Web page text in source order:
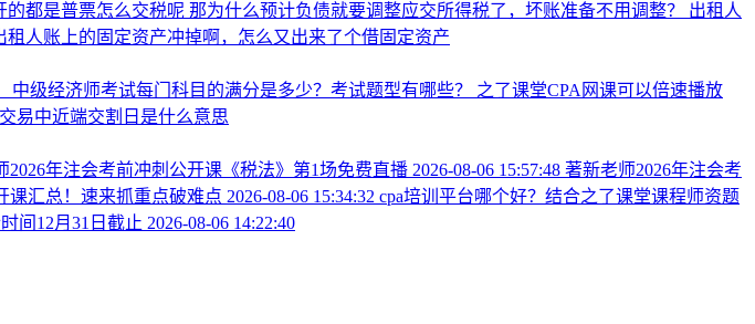
的都是普票怎么交税呢 那为什么预计负债就要调整应交所得税了，坏账准备不用调整？ 出租人
人账上的固定资产冲掉啊，怎么又出来了个借固定资产
中级经济师考试每门科目的满分是多少？考试题型有哪些？ 之了课堂CPA网课可以倍速播放
易中近端交割日是什么意思
2026年注会考前冲刺公开课《税法》第1场免费直播 2026-08-06 15:57:48 著新老师2026年注会考
课汇总！速来抓重点破难点 2026-08-06 15:34:32 cpa培训平台哪个好？结合之了课堂课程师资题
间12月31日截止 2026-08-06 14:22:40